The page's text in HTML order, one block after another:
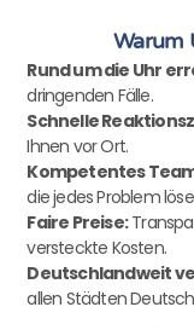
Warum
Rund um die Uhr
dringenden Fälle.
Schnelle
Ihnen vor Ort.
Kompetentes
die jedes Problem
Faire Preise:
versteckte Kosten.
Deutschlandweit
allen Städten